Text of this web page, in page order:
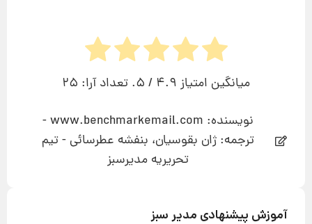
میانگین امتیاز 4.9 / 5. تعداد آرا:
25
نویسنده: www.benchmarkemail.com -
ترجمه: ژان بقوسیان، بنفشه عطرسائی - تیم
تحریریه مدیرسبز
آموزش پیشنهادی مدیر سبز